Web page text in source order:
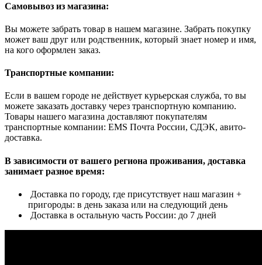
Самовывоз из магазина:
Вы можете забрать товар в нашем магазине. Забрать покупку
может ваш друг или родственник, который знает номер и имя,
на кого оформлен заказ.
Транспортные компании:
Если в вашем городе не действует курьерская служба, то вы
можете заказать доставку через транспортную компанию.
Товары нашего магазина доставляют покупателям
транспортные компании: EMS Почта России, СДЭК, авито-
доставка.
В зависимости от вашего региона проживания, доставка
занимает разное время:
Доставка по городу, где присутствует наш магазин +
пригороды: в день заказа или на следующий день
Доставка в остальную часть России: до 7 дней